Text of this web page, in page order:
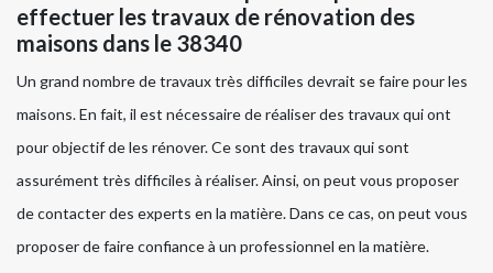
effectuer les travaux de rénovation des
maisons dans le 38340
Un grand nombre de travaux très difficiles devrait se faire pour les
maisons. En fait, il est nécessaire de réaliser des travaux qui ont
pour objectif de les rénover. Ce sont des travaux qui sont
assurément très difficiles à réaliser. Ainsi, on peut vous proposer
de contacter des experts en la matière. Dans ce cas, on peut vous
proposer de faire confiance à un professionnel en la matière.